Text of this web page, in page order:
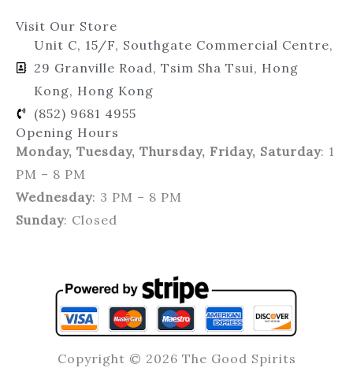
Visit Our Store
Unit C, 15/F, Southgate Commercial Centre,
29 Granville Road, Tsim Sha Tsui, Hong
Kong, Hong Kong
(852) 9681 4955
Opening Hours
Monday, Tuesday, Thursday, Friday, Saturday: 1
PM – 8 PM
Wednesday: 3 PM – 8 PM
Sunday: Closed
Copyright © 2026 The Good Spirits